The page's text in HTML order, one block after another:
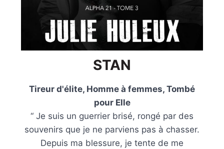
STAN
Tireur d'élite, Homme à femmes, Tombé
pour Elle
“ Je suis un guerrier brisé, rongé par des
souvenirs que je ne parviens pas à chasser.
Depuis ma blessure, je tente de me